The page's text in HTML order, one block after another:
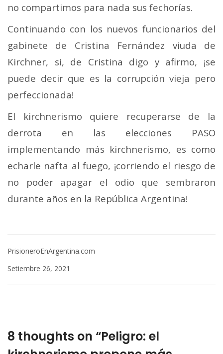
no compartimos para nada sus fechorías.
Continuando con los nuevos funcionarios del
gabinete de Cristina Fernández viuda de
Kirchner, si, de Cristina digo y afirmo, ¡se
puede decir que es la corrupción vieja pero
perfeccionada!
El kirchnerismo quiere recuperarse de la
derrota en las elecciones PASO
implementando más kirchnerismo, es como
echarle nafta al fuego, ¡corriendo el riesgo de
no poder apagar el odio que sembraron
durante años en la República Argentina!
PrisioneroEnArgentina.com
Setiembre 26, 2021
8 thoughts on “Peligro: el